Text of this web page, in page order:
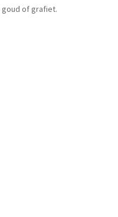
goud of grafiet.